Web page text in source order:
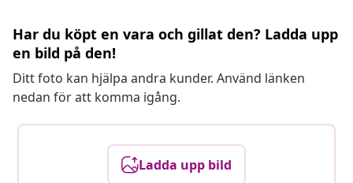
Har du köpt en vara och gillat den? Ladda upp
en bild på den!
Ditt foto kan hjälpa andra kunder. Använd länken
nedan för att komma igång.
Ladda upp bild